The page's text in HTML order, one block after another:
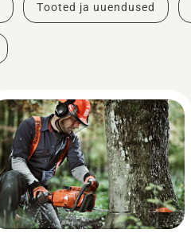
Tooted ja uuendused